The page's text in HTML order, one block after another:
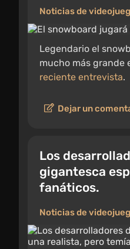
Noticias de
Legendario el
mucho más grande
reciente entrevista.
Dejar un
Los
gigantesca
fanáticos.
Noticias de